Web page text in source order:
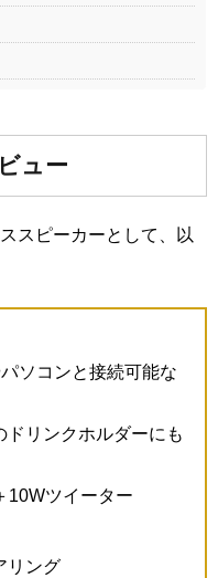
ュー
スピーカーとして、以
ソコンと接続可能な
ドリンクホルダーにも
10Wツイーター
リング